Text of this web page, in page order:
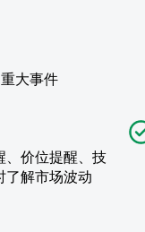
大事件
、价位提醒、技
了解市场波动